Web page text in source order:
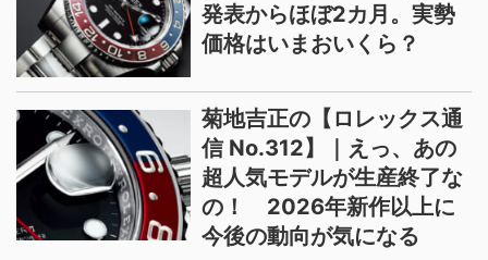
発表からほぼ2カ月。実勢
価格はいまおいくら？
菊地吉正の【ロレックス通
信 No.312】｜えっ、あの
超人気モデルが生産終了な
の！ 2026年新作以上に
今後の動向が気になる